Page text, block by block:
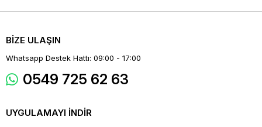
BİZE ULAŞIN
Whatsapp Destek Hattı: 09:00 - 17:00
0549 725 62 63
UYGULAMAYI İNDİR